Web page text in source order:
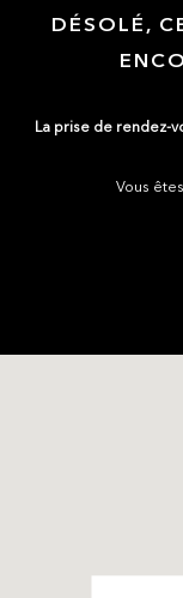
DÉSOLÉ,
La prise de rendez-
Vous